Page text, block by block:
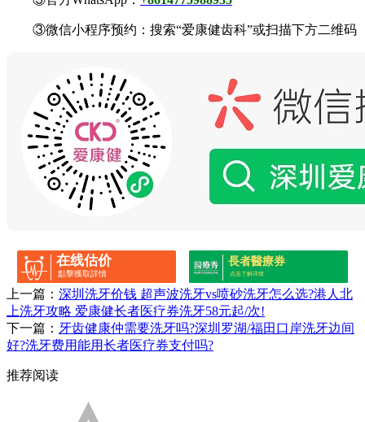
③微信小程序预约：搜索“爱康健齿科”或扫描下方二维码
在线估价
點擊獲取詳情
長者醫療券
点击了解详情
上一篇： 深圳洗牙价钱 超声波洗牙vs喷砂洗牙怎么选?港人北
上洗牙攻略 爱康健长者医疗券洗牙58元起/次!
下一篇： 牙齿健康仲需要洗牙吗?深圳罗湖/福田口岸洗牙边间
好?洗牙费用能用长者医疗券支付吗?
推荐阅读